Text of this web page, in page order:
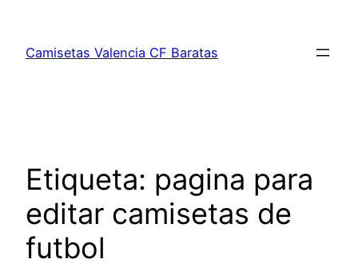
contenido
Camisetas Valencia CF Baratas
Etiqueta: pagina para
editar camisetas de
futbol